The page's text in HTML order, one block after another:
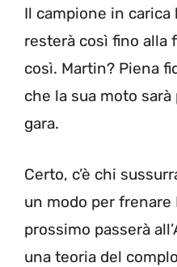
Il campione in
resterà così fino alla
così. Martin? Piena
che la sua moto
gara.
Certo, c’è chi
un modo per frenare
prossimo passerà
una teoria del